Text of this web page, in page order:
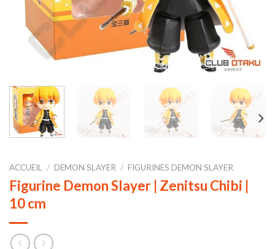
ACCUEIL / DEMON SLAYER / FIGURINES DEMON SLAYER
Figurine Demon Slayer | Zenitsu Chibi |
10 cm